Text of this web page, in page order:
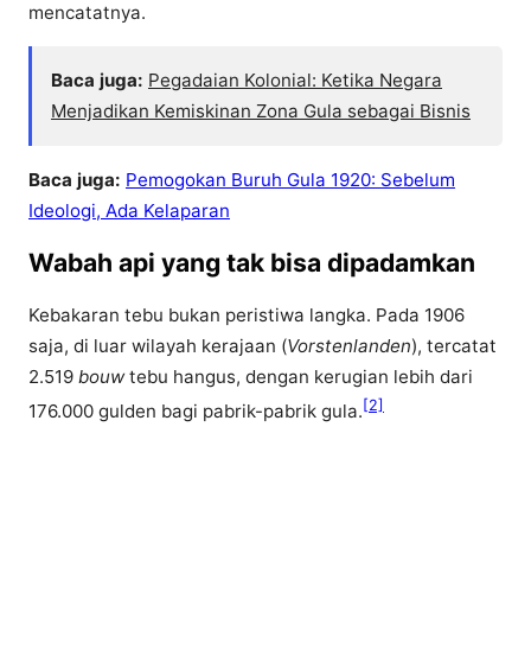
mencatatnya.
Baca juga: Pegadaian Kolonial: Ketika Negara
Menjadikan Kemiskinan Zona Gula sebagai Bisnis
Baca juga: Pemogokan Buruh Gula 1920: Sebelum
Ideologi, Ada Kelaparan
Wabah api yang tak bisa dipadamkan
Kebakaran tebu bukan peristiwa langka. Pada 1906
saja, di luar wilayah kerajaan (Vorstenlanden), tercatat
2.519 bouwtebu hangus, dengan kerugian lebih dari
176.000 gulden bagi pabrik-pabrik gula.[2]